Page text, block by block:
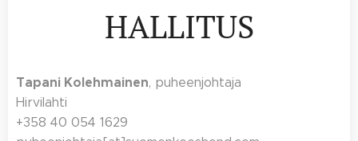
HALLITUS
Tapani Kolehmainen, puheenjohtaja
Hirvilahti
+358 40 054 1629